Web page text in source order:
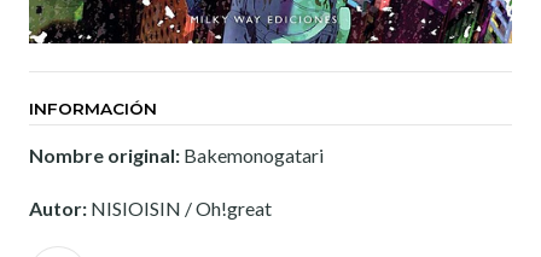
INFORMACIÓN
Nombre original: Bakemonogatari
Autor: NISIOISIN / Oh!great